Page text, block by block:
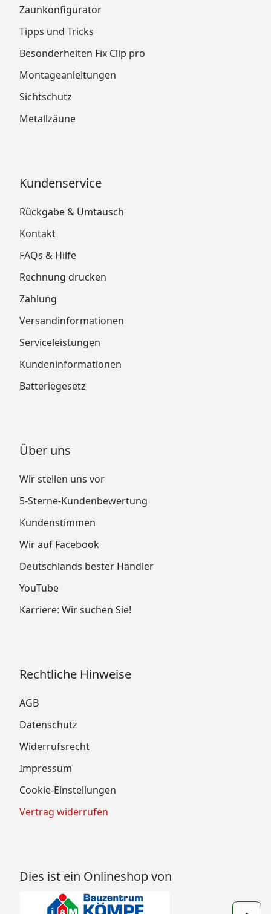
Zaunkonfigurator
Tipps und Tricks
Besonderheiten Fix Clip pro
Montageanleitungen
Sichtschutz
Metallzäune
Kundenservice
Rückgabe & Umtausch
Kontakt
FAQs & Hilfe
Rechnung drucken
Zahlung
Versandinformationen
Serviceleistungen
Kundeninformationen
Batteriegesetz
Über uns
Wir stellen uns vor
5-Sterne-Kundenbewertung
Kundenstimmen
Wir auf Facebook
Deutschlands bester Händler
YouTube
Karriere: Wir suchen Sie!
Rechtliche Hinweise
AGB
Datenschutz
Widerrufsrecht
Impressum
Cookie-Einstellungen
Vertrag widerrufen
Dies ist ein Onlineshop von